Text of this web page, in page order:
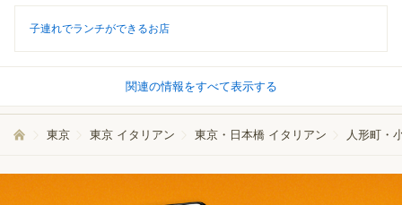
子連れでランチができるお店
関連の情報をすべて表示する
東京 東京 イタリアン 東京・日本橋 イタリアン 人形町・